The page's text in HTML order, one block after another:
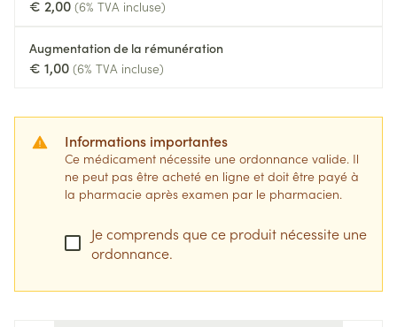
€ 2,00 (6% TVA incluse)
Augmentation de la rémunération
€ 1,00 (6% TVA incluse)
Informations importantes
Ce médicament nécessite une ordonnance valide. Il
ne peut pas être acheté en ligne et doit être payé à
la pharmacie après examen par le pharmacien.
Je comprends que ce produit nécessite une
ordonnance.